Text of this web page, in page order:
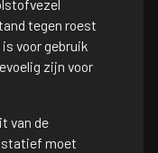
tegen roest
voor gebruik
zijn voor
van de
statief moet